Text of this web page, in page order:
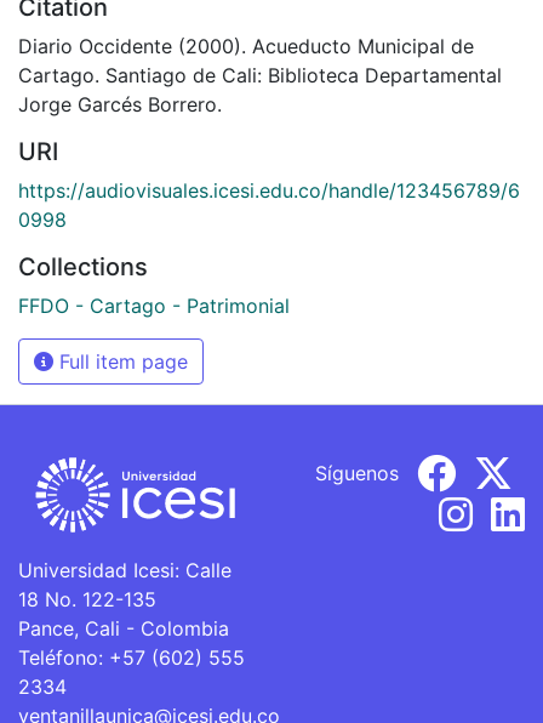
Citation
Diario Occidente (2000). Acueducto Municipal de
Cartago. Santiago de Cali: Biblioteca Departamental
Jorge Garcés Borrero.
URI
https://audiovisuales.icesi.edu.co/handle/123456789/6
0998
Collections
FFDO - Cartago - Patrimonial
Full item page
Universidad Icesi: Calle
18 No. 122-135
Pance, Cali - Colombia
Teléfono: +57 (602) 555
2334
ventanillaunica@icesi.edu.co
Síguenos